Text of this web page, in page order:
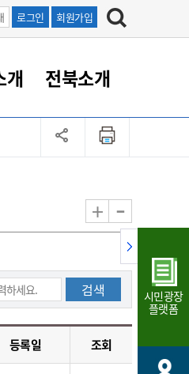
로그인 회원가입
지방세
지방세환급금신청
지방세 상담챗봇
도시재생
도시재생(현장)지원센터
도시재생시설 현황
농업/축산업
동물복지
조직운영6대지표
과장급이상 상위직 비율
공무원 1인당 주민수
재정규모대비 인건비운영
실국본부수
내고장 알리미
공공저작물
군산새만금 홍보 영상
개 전북소개
+ -
등록일 조회
시민광장
플랫폼